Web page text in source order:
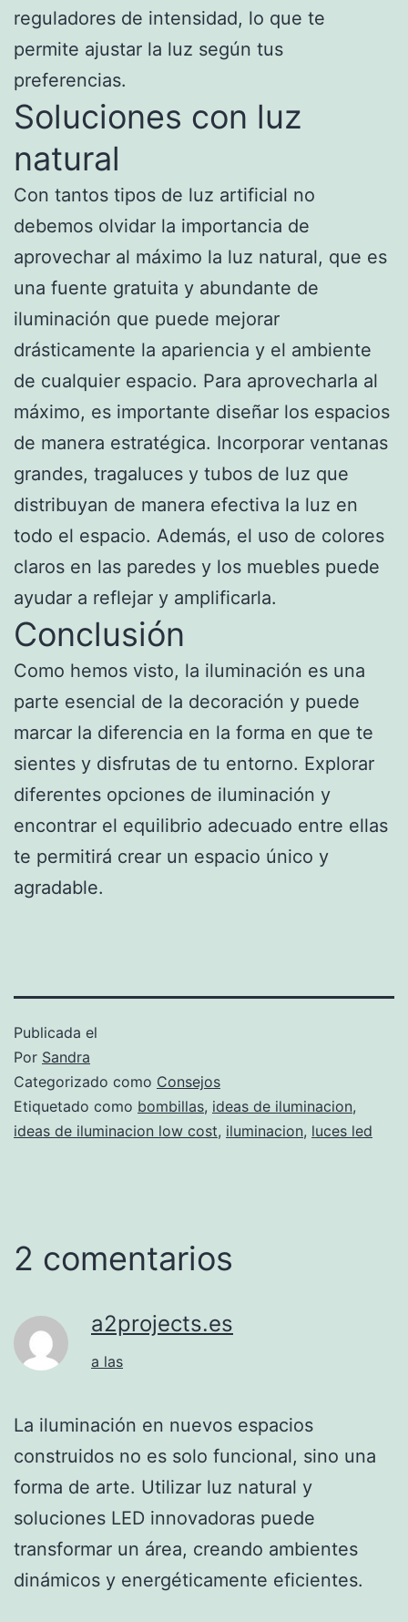
reguladores de intensidad, lo que te
permite ajustar la luz según tus
preferencias.
Soluciones con luz
natural
Con tantos tipos de luz artificial no
debemos olvidar la importancia de
aprovechar al máximo la luz natural, que es
una fuente gratuita y abundante de
iluminación que puede mejorar
drásticamente la apariencia y el ambiente
de cualquier espacio. Para aprovecharla al
máximo, es importante diseñar los espacios
de manera estratégica. Incorporar ventanas
grandes, tragaluces y tubos de luz que
distribuyan de manera efectiva la luz en
todo el espacio. Además, el uso de colores
claros en las paredes y los muebles puede
ayudar a reflejar y amplificarla.
Conclusión
Como hemos visto, la iluminación es una
parte esencial de la decoración y puede
marcar la diferencia en la forma en que te
sientes y disfrutas de tu entorno. Explorar
diferentes opciones de iluminación y
encontrar el equilibrio adecuado entre ellas
te permitirá crear un espacio único y
agradable.
Publicada el
Por Sandra
Categorizado como Consejos
Etiquetado como bombillas, ideas de iluminacion,
ideas de iluminacion low cost, iluminacion, luces led
2 comentarios
a2projects.es
a las
La iluminación en nuevos espacios
construidos no es solo funcional, sino una
forma de arte. Utilizar luz natural y
soluciones LED innovadoras puede
transformar un área, creando ambientes
dinámicos y energéticamente eficientes.